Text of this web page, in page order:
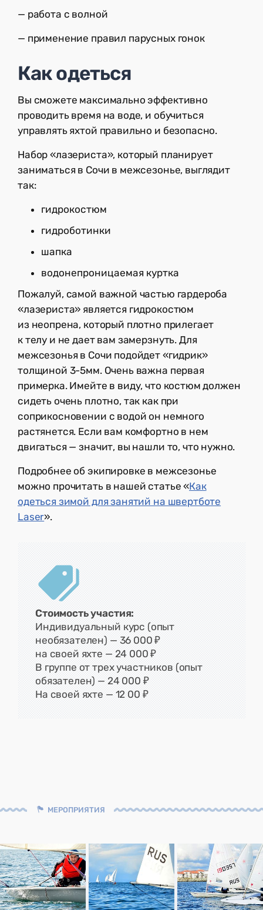
— работа с волной
— применение правил парусных гонок
Как одеться
Вы сможете максимально эффективно
проводить время на воде, и обучиться
управлять яхтой правильно и безопасно.
Набор «лазериста», который планирует
заниматься в Сочи в межсезонье, выглядит
так:
гидрокостюм
гидроботинки
шапка
водонепроницаемая куртка
Пожалуй, самой важной частью гардероба
«лазериста» является гидрокостюм
из неопрена, который плотно прилегает
к телу и не дает вам замерзнуть. Для
межсезонья в Сочи подойдет «гидрик»
толщиной 3-5мм. Очень важна первая
примерка. Имейте в виду, что костюм должен
сидеть очень плотно, так как при
соприкосновении с водой он немного
растянется. Если вам комфортно в нем
двигаться — значит, вы нашли то, что нужно.
Подробнее об экипировке в межсезонье
можно прочитать в нашей статье «Как
одеться зимой для занятий на швертботе
Laser».
Стоимость участия:
Индивидуальный курс (опыт
необязателен) — 36 000 ₽
на своей яхте — 24 000 ₽
В группе от трех участников (опыт
обязателен) — 24 000 ₽
На своей яхте — 12 00 ₽
МЕРОПРИЯТИЯ